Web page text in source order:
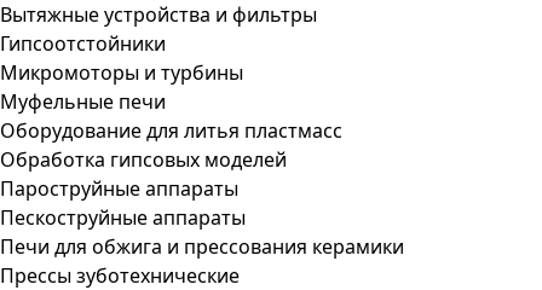
Вытяжные устройства и фильтры
Гипсоотстойники
Микромоторы и турбины
Муфельные печи
Оборудование для литья пластмасс
Обработка гипсовых моделей
Пароструйные аппараты
Пескоструйные аппараты
Печи для обжига и прессования керамики
Прессы зуботехнические